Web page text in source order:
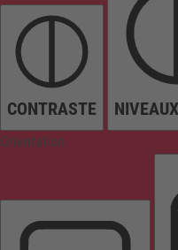
CONTRASTE
Orientation